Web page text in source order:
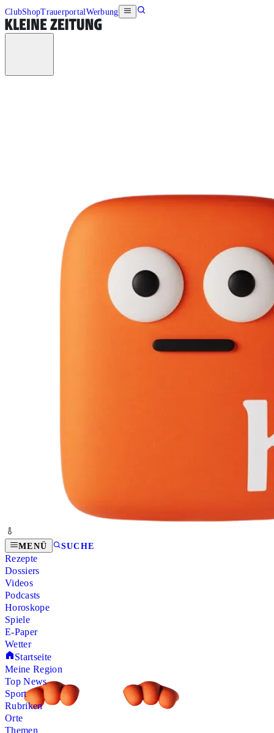
ClubShopTrauerportalWerbung
MENÜ SUCHE
Rezepte
Dossiers
Videos
Podcasts
Horoskope
Spiele
E-Paper
Wetter
Startseite
Meine Region
Top News
Sport
Rubriken
Orte
Themen